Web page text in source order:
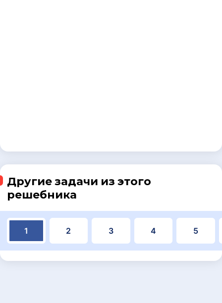
Другие задачи из этого
решебника
1 2 3 4 5